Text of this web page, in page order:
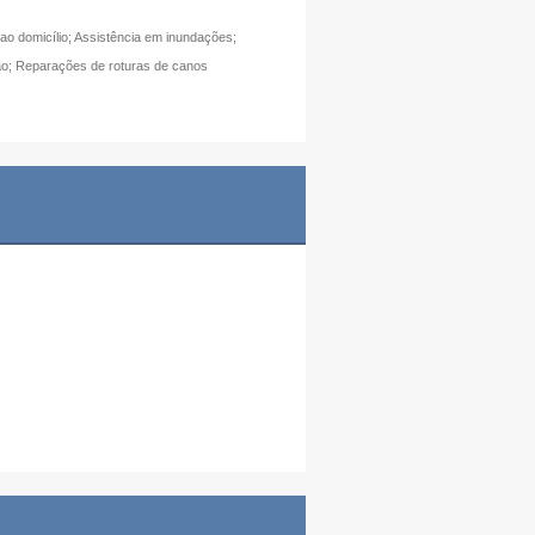
domicílio; Assistência em inundações;
Reparações de roturas de canos